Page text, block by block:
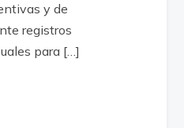
y de
registros
para […]